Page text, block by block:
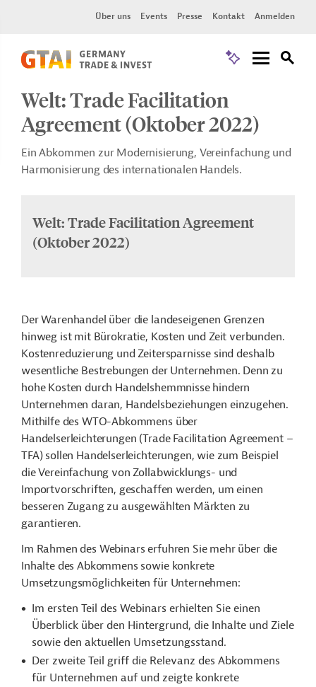
Über uns Events Presse Kontakt Anmelden
Welt: Trade Facilitation
Agreement (Oktober 2022)
Ein Abkommen zur Modernisierung, Vereinfachung und
Harmonisierung des internationalen Handels.
Welt: Trade Facilitation Agreement
(Oktober 2022)
Der Warenhandel über die landeseigenen Grenzen
hinweg ist mit Bürokratie, Kosten und Zeit verbunden.
Kostenreduzierung und Zeitersparnisse sind deshalb
wesentliche Bestrebungen der Unternehmen. Denn zu
hohe Kosten durch Handelshemmnisse hindern
Unternehmen daran, Handelsbeziehungen einzugehen.
Mithilfe des WTO-Abkommens über
Handelserleichterungen (Trade Facilitation Agreement –
TFA) sollen Handelserleichterungen, wie zum Beispiel
die Vereinfachung von Zollabwicklungs- und
Importvorschriften, geschaffen werden, um einen
besseren Zugang zu ausgewählten Märkten zu
garantieren.
Im Rahmen des Webinars erfuhren Sie mehr über die
Inhalte des Abkommens sowie konkrete
Umsetzungsmöglichkeiten für Unternehmen:
Im ersten Teil des Webinars erhielten Sie einen
Überblick über den Hintergrund, die Inhalte und Ziele
sowie den aktuellen Umsetzungsstand.
Der zweite Teil griff die Relevanz des Abkommens
für Unternehmen auf und zeigte konkrete